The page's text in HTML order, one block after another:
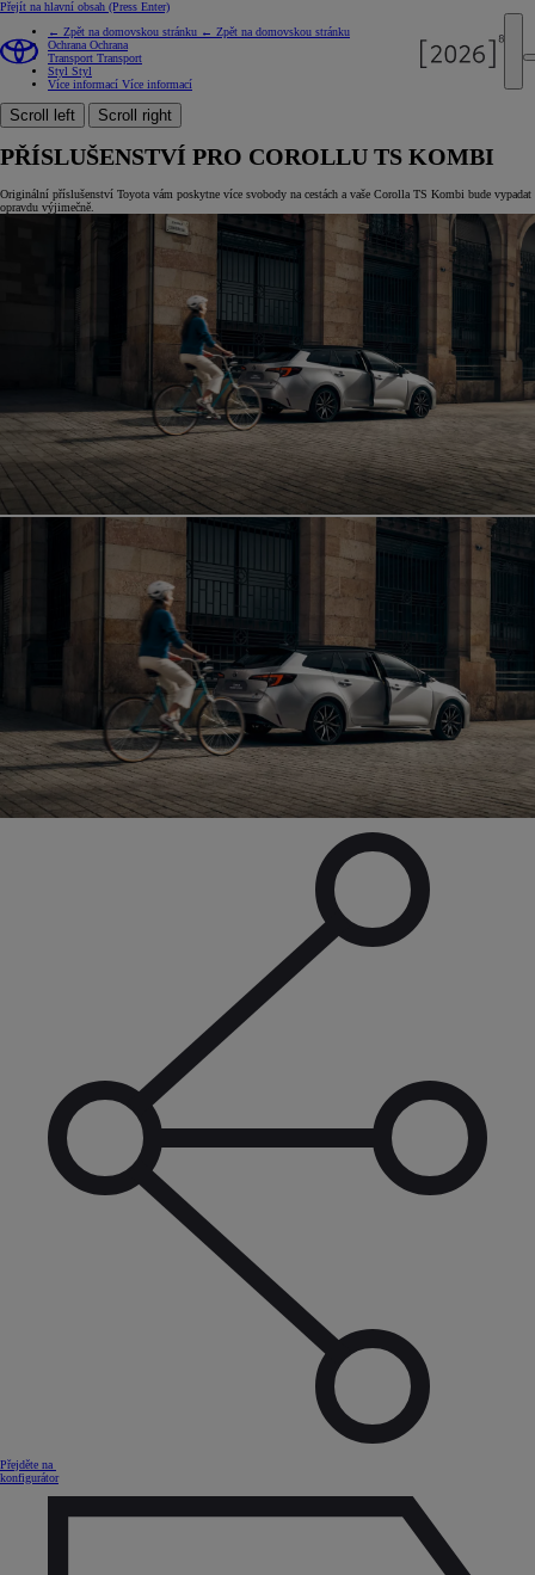
Přejít na hlavní obsah (Press Enter)
← Zpět na domovskou stránku ← Zpět na domovskou stránku
Ochrana Ochrana
Transport Transport
Styl Styl
Více informací Více informací
Scroll left Scroll right
PŘÍSLUŠENSTVÍ PRO COROLLU TS KOMBI
Originální příslušenství Toyota vám poskytne více svobody na cestách a vaše Corolla TS Kombi bude vypadat
opravdu výjimečně.
Přejděte na
konfigurátor